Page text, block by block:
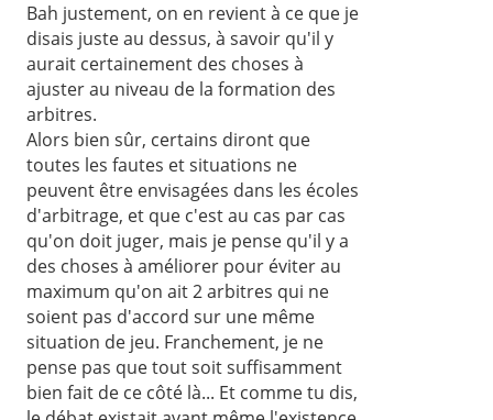
Bah justement, on en revient à ce que je
disais juste au dessus, à savoir qu'il y
aurait certainement des choses à
ajuster au niveau de la formation des
arbitres.
Alors bien sûr, certains diront que
toutes les fautes et situations ne
peuvent être envisagées dans les écoles
d'arbitrage, et que c'est au cas par cas
qu'on doit juger, mais je pense qu'il y a
des choses à améliorer pour éviter au
maximum qu'on ait 2 arbitres qui ne
soient pas d'accord sur une même
situation de jeu. Franchement, je ne
pense pas que tout soit suffisamment
bien fait de ce côté là... Et comme tu dis,